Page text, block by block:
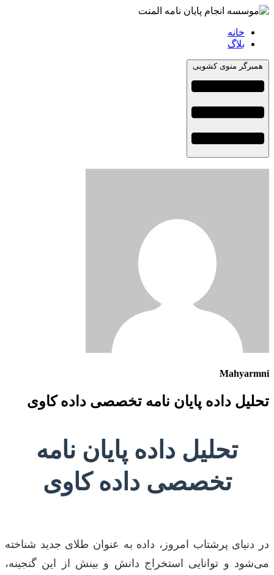
خانه
بلاگ
همبرگر منوی کشویی
Mahyarmni
تحلیل داده پایان نامه تخصصی داده کاوی
تحلیل داده پایان نامه
تخصصی داده کاوی
در دنیای پرشتاب امروز، داده به عنوان طلای جدید شناخته
می‌شود و توانایی استخراج دانش و بینش از این گنجینه،